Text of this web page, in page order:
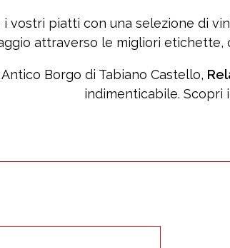
vostri piatti con una selezione di
attraverso le migliori etichette,
Borgo di Tabiano Castello,
indimenticabile. Scopri